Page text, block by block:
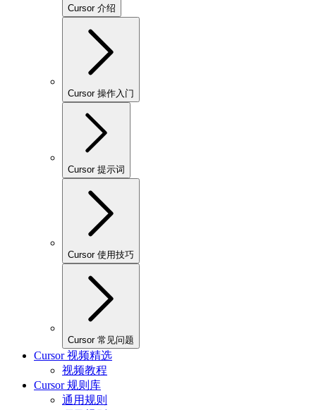
Cursor 介绍
Cursor 操作入门
Cursor 提示词
Cursor 使用技巧
Cursor 常见问题
Cursor 视频精选
视频教程
Cursor 规则库
通用规则